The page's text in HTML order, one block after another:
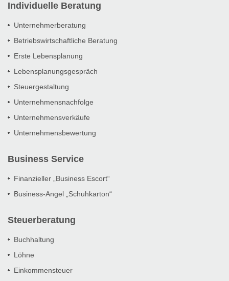
Individuelle Beratung
Unternehmerberatung
Betriebswirtschaftliche Beratung
Erste Lebensplanung
Lebensplanungsgespräch
Steuergestaltung
Unternehmensnachfolge
Unternehmensverkäufe
Unternehmensbewertung
Business Service
Finanzieller „Business Escort“
Business-Angel „Schuhkarton“
Steuerberatung
Buchhaltung
Löhne
Einkommensteuer